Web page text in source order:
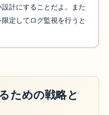
計にすることだよ。また
定してログ監視を行うと
ための戦略と